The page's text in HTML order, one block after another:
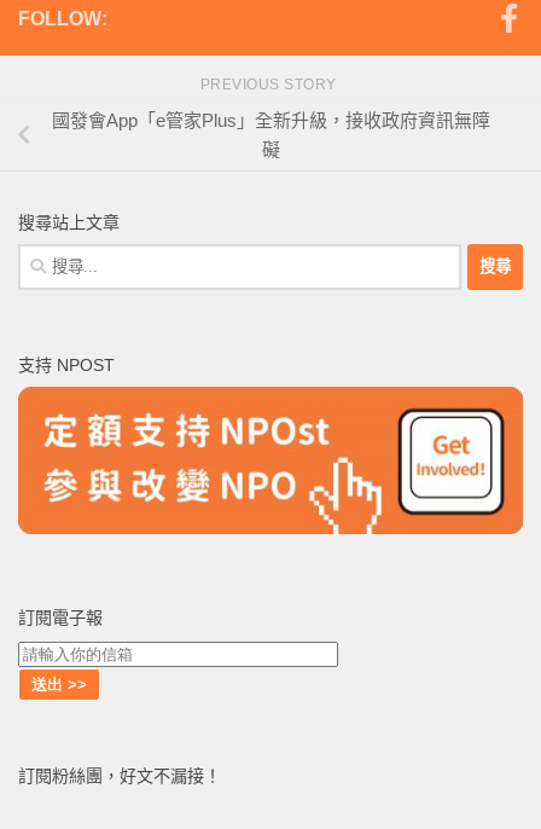
FOLLOW:
PREVIOUS STORY
國發會App「e管家Plus」全新升級，接收政府資訊無障
礙
搜尋站上文章
搜
尋
字:
支持 NPOST
訂閱電子報
訂閱粉絲團，好文不漏接！